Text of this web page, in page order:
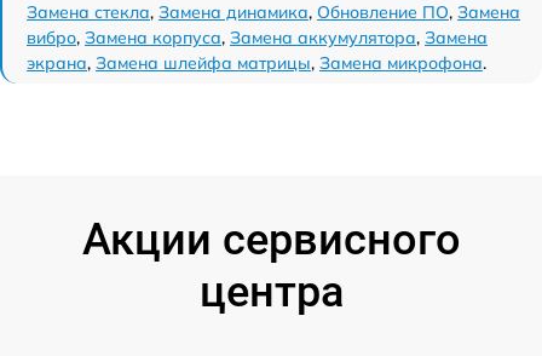
Замена стекла, Замена динамика, Обновление ПО, Замена
вибро, Замена корпуса, Замена аккумулятора, Замена
экрана, Замена шлейфа матрицы, Замена микрофона.
Акции сервисного
центра